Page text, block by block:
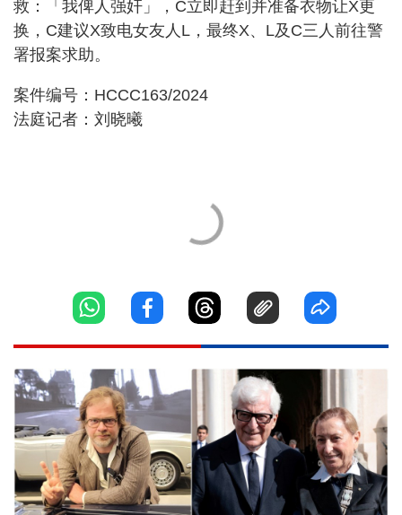
救：「我俾人强奸」，C立即赶到并准备衣物让X更
换，C建议X致电女友人L，最终X、L及C三人前往警
署报案求助。
案件编号：HCCC163/2024
法庭记者：刘晓曦